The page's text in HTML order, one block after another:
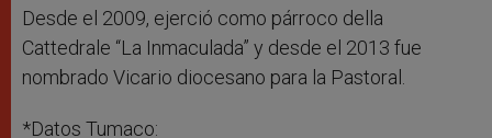
Desde el 2009, ejerció como párroco della
Cattedrale “La Inmaculada” y desde el 2013 fue
nombrado Vicario diocesano para la Pastoral.
*Datos Tumaco: